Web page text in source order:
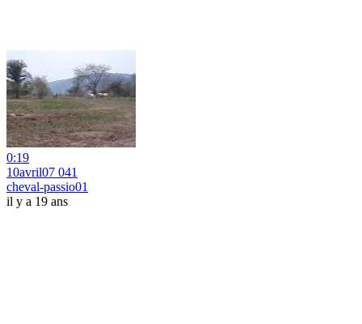
0:19
10avril07 041
cheval-passio01
il y a 19 ans